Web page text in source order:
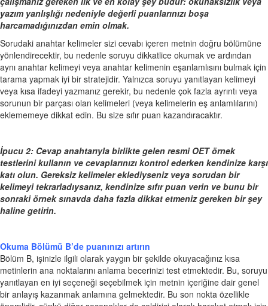
yazım yanlışlığı nedeniyle değerli puanlarınızı boşa
harcamadığınızdan emin olmak.
Sorudaki anahtar kelimeler sizi cevabı içeren metnin doğru bölümüne
yönlendirecektir, bu nedenle soruyu dikkatlice okumak ve ardından
aynı anahtar kelimeyi veya anahtar kelimenin eşanlamlısını bulmak için
tarama yapmak iyi bir stratejidir. Yalnızca soruyu yanıtlayan kelimeyi
veya kısa ifadeyi yazmanız gerekir, bu nedenle çok fazla ayrıntı veya
sorunun bir parçası olan kelimeleri (veya kelimelerin eş anlamlılarını)
eklememeye dikkat edin. Bu size sıfır puan kazandıracaktır.
İpucu 2: Cevap anahtarıyla birlikte gelen resmi OET örnek
testlerini kullanın ve cevaplarınızı kontrol ederken kendinize karşı
katı olun. Gereksiz kelimeler eklediyseniz veya sorudan bir
kelimeyi tekrarladıysanız, kendinize sıfır puan verin ve bunu bir
sonraki örnek sınavda daha fazla dikkat etmeniz gereken bir şey
haline getirin.
Okuma Bölümü B’de puanınızı artırın
Bölüm B, işinizle ilgili olarak yaygın bir şekilde okuyacağınız kısa
metinlerin ana noktalarını anlama becerinizi test etmektedir. Bu, soruyu
yanıtlayan en iyi seçeneği seçebilmek için metnin içeriğine dair genel
bir anlayış kazanmak anlamına gelmektedir. Bu son nokta özellikle